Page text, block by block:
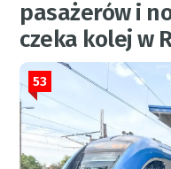
pasażerów i
czeka kolej w
53